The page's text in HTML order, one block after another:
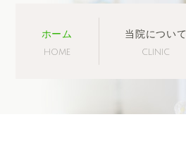
ホーム
HOME
当院について
CLINIC